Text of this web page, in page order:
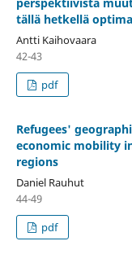
tällä hetkellä
Antti Kaihovaara
42-43
pdf
Refugees'
economic mobility
regions
Daniel Rauhut
44-49
pdf